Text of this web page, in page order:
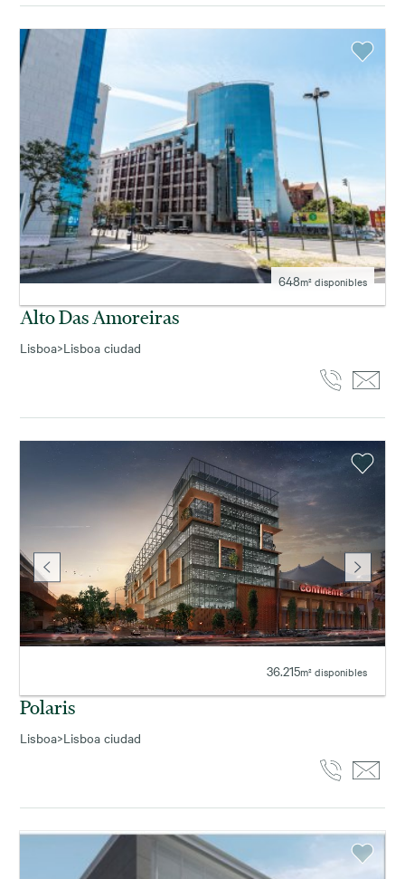
648m² disponibles
Alto Das Amoreiras
Lisboa>Lisboa ciudad
36.215m² disponibles
Polaris
Lisboa>Lisboa ciudad